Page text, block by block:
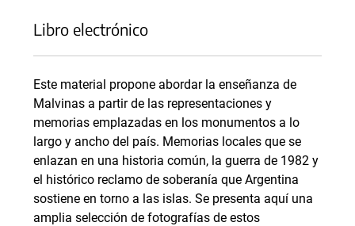
Libro electrónico
Este material propone abordar la enseñanza de
Malvinas a partir de las representaciones y
memorias emplazadas en los monumentos a lo
largo y ancho del país. Memorias locales que se
enlazan en una historia común, la guerra de 1982 y
el histórico reclamo de soberanía que Argentina
sostiene en torno a las islas. Se presenta aquí una
amplia selección de fotografías de estos